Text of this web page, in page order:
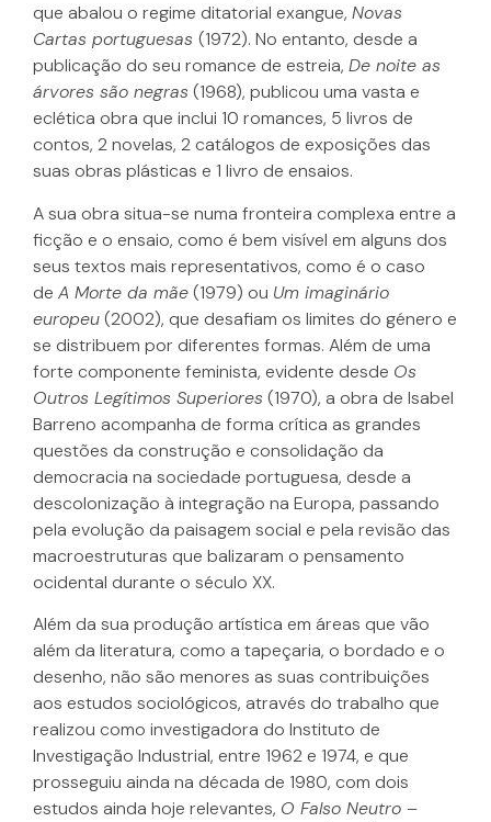
que abalou o regime ditatorial exangue, Novas
Cartas portuguesas (1972). No entanto, desde a
publicação do seu romance de estreia, De noite as
árvores são negras (1968), publicou uma vasta e
eclética obra que inclui 10 romances, 5 livros de
contos, 2 novelas, 2 catálogos de exposições das
suas obras plásticas e 1 livro de ensaios.
A sua obra situa-se numa fronteira complexa entre a
ficção e o ensaio, como é bem visível em alguns dos
seus textos mais representativos, como é o caso
de A Morte da mãe(1979) ou Um imaginário
europeu(2002), que desafiam os limites do género e
se distribuem por diferentes formas. Além de uma
forte componente feminista, evidente desde Os
Outros Legítimos Superiores (1970), a obra de Isabel
Barreno acompanha de forma crítica as grandes
questões da construção e consolidação da
democracia na sociedade portuguesa, desde a
descolonização à integração na Europa, passando
pela evolução da paisagem social e pela revisão das
macroestruturas que balizaram o pensamento
ocidental durante o século XX.
Além da sua produção artística em áreas que vão
além da literatura, como a tapeçaria, o bordado e o
desenho, não são menores as suas contribuições
aos estudos sociológicos, através do trabalho que
realizou como investigadora do Instituto de
Investigação Industrial, entre 1962 e 1974, e que
prosseguiu ainda na década de 1980, com dois
estudos ainda hoje relevantes, O Falso Neutro –